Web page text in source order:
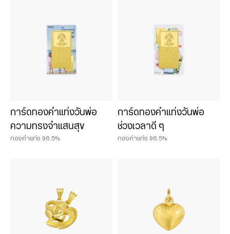
การ์ดทองคำแท่งวันพ่อ
ความทรงจำแสนสุข
ทองคำแท่ง 96.5%
การ์ดทองคำแท่งวันพ่อ
ช่วงเวลาดี ๆ
ทองคำแท่ง 96.5%